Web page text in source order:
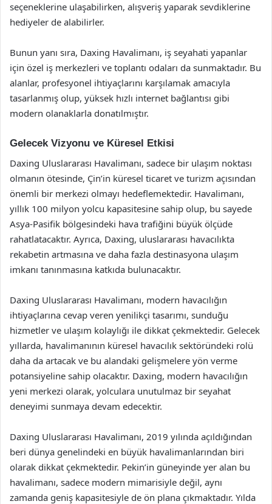
seçeneklerine ulaşabilirken, alışveriş yaparak sevdiklerine
hediyeler de alabilirler.
Bunun yanı sıra, Daxing Havalimanı, iş seyahati yapanlar
için özel iş merkezleri ve toplantı odaları da sunmaktadır. Bu
alanlar, profesyonel ihtiyaçlarını karşılamak amacıyla
tasarlanmış olup, yüksek hızlı internet bağlantısı gibi
modern olanaklarla donatılmıştır.
Gelecek Vizyonu ve Küresel Etkisi
Daxing Uluslararası Havalimanı, sadece bir ulaşım noktası
olmanın ötesinde, Çin’in küresel ticaret ve turizm açısından
önemli bir merkezi olmayı hedeflemektedir. Havalimanı,
yıllık 100 milyon yolcu kapasitesine sahip olup, bu sayede
Asya-Pasifik bölgesindeki hava trafiğini büyük ölçüde
rahatlatacaktır. Ayrıca, Daxing, uluslararası havacılıkta
rekabetin artmasına ve daha fazla destinasyona ulaşım
imkanı tanınmasına katkıda bulunacaktır.
Daxing Uluslararası Havalimanı, modern havacılığın
ihtiyaçlarına cevap veren yenilikçi tasarımı, sunduğu
hizmetler ve ulaşım kolaylığı ile dikkat çekmektedir. Gelecek
yıllarda, havalimanının küresel havacılık sektöründeki rolü
daha da artacak ve bu alandaki gelişmelere yön verme
potansiyeline sahip olacaktır. Daxing, modern havacılığın
yeni merkezi olarak, yolculara unutulmaz bir seyahat
deneyimi sunmaya devam edecektir.
Daxing Uluslararası Havalimanı, 2019 yılında açıldığından
beri dünya genelindeki en büyük havalimanlarından biri
olarak dikkat çekmektedir. Pekin’in güneyinde yer alan bu
havalimanı, sadece modern mimarisiyle değil, aynı
zamanda geniş kapasitesiyle de ön plana çıkmaktadır. Yılda